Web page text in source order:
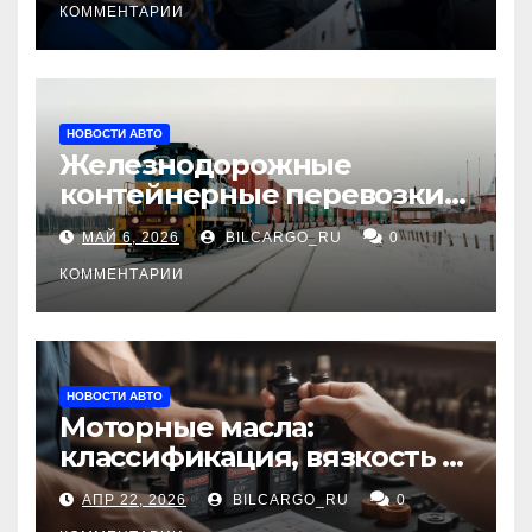
КОММЕНТАРИИ
НОВОСТИ АВТО
Железнодорожные
контейнерные перевозки
из Китая в Россию:
маршруты, сроки и
требования
МАЙ 6, 2026 BILCARGO_RU 0
КОММЕНТАРИИ
НОВОСТИ АВТО
Моторные масла:
классификация, вязкость и
рекомендации по выбору
для различных типов
АПР 22, 2026 BILCARGO_RU 0